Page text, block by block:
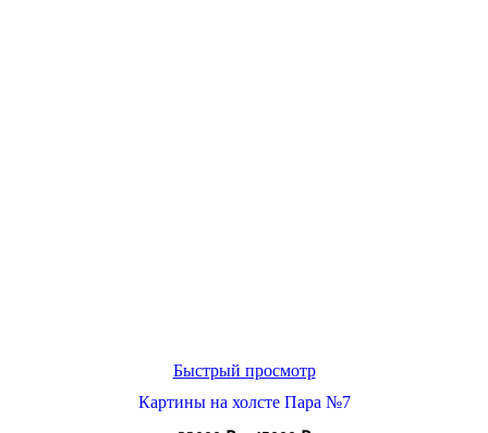
Быстрый просмотр
Картины на холсте Пара №7